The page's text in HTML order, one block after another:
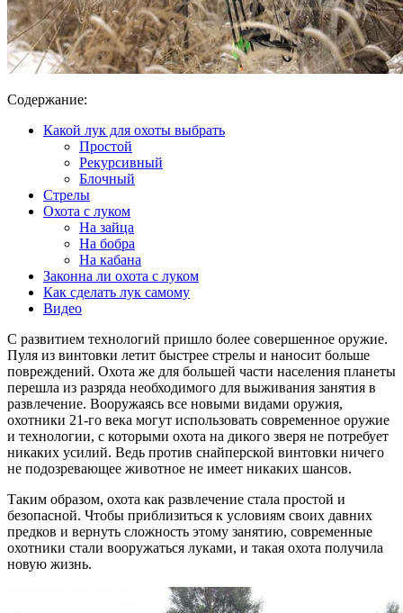
Содержание:
Какой лук для охоты выбрать
Простой
Рекурсивный
Блочный
Стрелы
Охота с луком
На зайца
На бобра
На кабана
Законна ли охота с луком
Как сделать лук самому
Видео
С развитием технологий пришло более совершенное оружие.
Пуля из винтовки летит быстрее стрелы и наносит больше
повреждений. Охота же для большей части населения планеты
перешла из разряда необходимого для выживания занятия в
развлечение. Вооружаясь все новыми видами оружия,
охотники 21-го века могут использовать современное оружие
и технологии, с которыми охота на дикого зверя не потребует
никаких усилий. Ведь против снайперской винтовки ничего
не подозревающее животное не имеет никаких шансов.
Таким образом, охота как развлечение стала простой и
безопасной. Чтобы приблизиться к условиям своих давних
предков и вернуть сложность этому занятию, современные
охотники стали вооружаться луками, и такая охота получила
новую жизнь.